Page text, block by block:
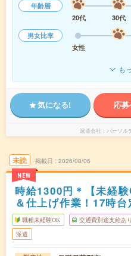
年齢層
20代
30代
男女比率
女性
も
気になる! 応
派遣会社 パーソル
未読
NEW
掲載日 2026/08/06
時給1300円＊【未経
＆仕上げ作業！17時台
職種未経験OK 交通費別途支給あり
派遣